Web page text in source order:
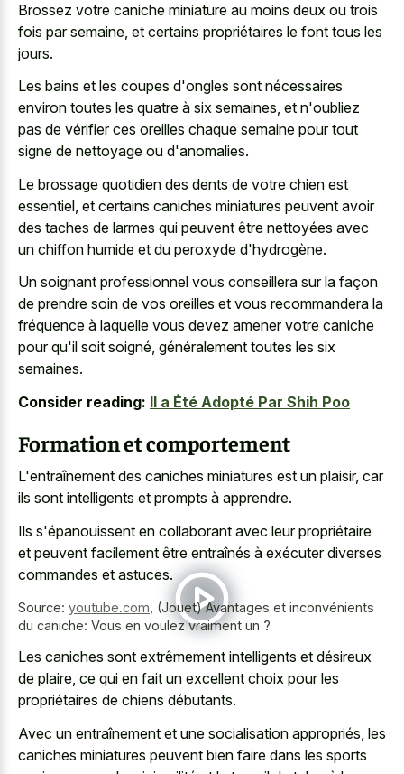
Brossez votre caniche miniature au moins deux ou trois
fois par semaine, et certains propriétaires le font tous les
jours.
Les bains et les coupes d'ongles sont nécessaires
environ toutes les quatre à six semaines, et n'oubliez
pas de vérifier ces oreilles chaque semaine pour tout
signe de nettoyage ou d'anomalies.
Le brossage quotidien des dents de votre chien est
essentiel, et certains caniches miniatures peuvent avoir
des taches de larmes qui peuvent être nettoyées avec
un chiffon humide et du peroxyde d'hydrogène.
Un soignant professionnel vous conseillera sur la façon
de prendre soin de vos oreilles et vous recommandera la
fréquence à laquelle vous devez amener votre caniche
pour qu'il soit soigné, généralement toutes les six
semaines.
Consider reading: Il a Été Adopté Par Shih Poo
Formation et comportement
L'entraînement des caniches miniatures est un plaisir, car
ils sont intelligents et prompts à apprendre.
Ils s'épanouissent en collaborant avec leur propriétaire
et peuvent facilement être entraînés à exécuter diverses
commandes et astuces.
Source: youtube.com (Jouet) Avantages et inconvénients
du caniche: Vous en voulez vraiment un ?
Les caniches sont extrêmement intelligents et désireux
de plaire, ce qui en fait un excellent choix pour les
propriétaires de chiens débutants.
Avec un entraînement et une socialisation appropriés, les
caniches miniatures peuvent bien faire dans les sports